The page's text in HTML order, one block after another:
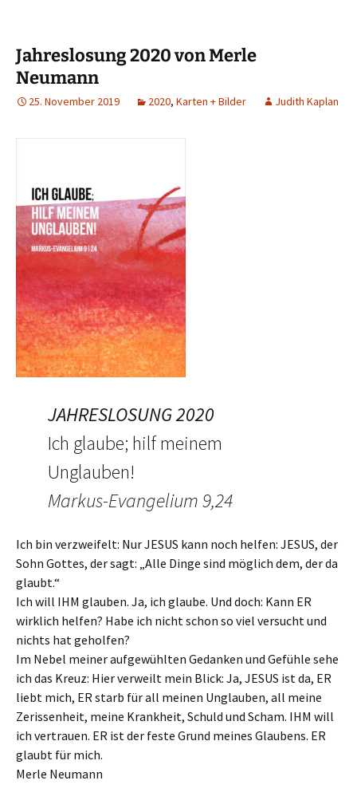
Jahreslosung 2020 von Merle
Neumann
25. November 2019 2020, Karten + Bilder Judith Kaplan
JAHRESLOSUNG 2020
Ich glaube; hilf meinem
Unglauben!
Markus-Evangelium 9,24
Ich bin verzweifelt: Nur JESUS kann noch helfen: JESUS, der
Sohn Gottes, der sagt: „Alle Dinge sind möglich dem, der da
glaubt.“
Ich will IHM glauben. Ja, ich glaube. Und doch: Kann ER
wirklich helfen? Habe ich nicht schon so viel versucht und
nichts hat geholfen?
Im Nebel meiner aufgewühlten Gedanken und Gefühle sehe
ich das Kreuz: Hier verweilt mein Blick: Ja, JESUS ist da, ER
liebt mich, ER starb für all meinen Unglauben, all meine
Zerissenheit, meine Krankheit, Schuld und Scham. IHM will
ich vertrauen. ER ist der feste Grund meines Glaubens. ER
glaubt für mich.
Merle Neumann